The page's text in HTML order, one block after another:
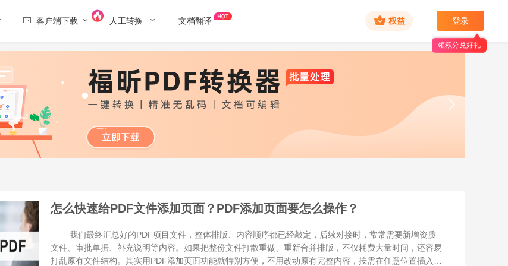
客户端下载 人工转换 文档翻译 权益 登录
领积分兑好礼
怎么快速给PDF文件添加页面？PDF添加页面要怎么操作？
我们最终汇总好的PDF项目文件，整体排版、内容顺序都已经敲定，后续对接时，常常需要新增资质
文件、审批单据、补充说明等内容。如果把整份文件打散重做、重新合并排版，不仅耗费大量时间，还容易
打乱原有文件结构。其实用PDF添加页面功能就特别方便，不用改动原有完整内容，按需在任意位置插入新